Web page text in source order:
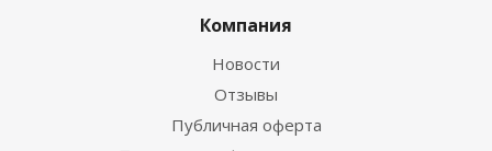
Компания
Новости
Отзывы
Публичная оферта